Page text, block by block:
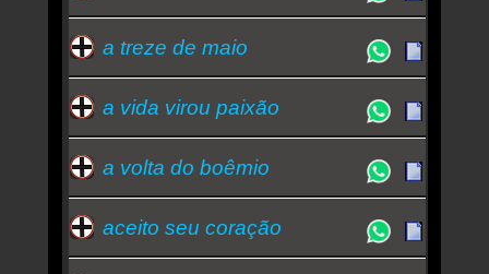
a treze de maio
a vida virou paixão
a volta do boêmio
aceito seu coração